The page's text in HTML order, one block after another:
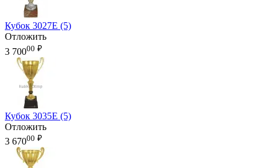
Кубок 3027E (5)
Отложить
3 70000 ₽
Кубок 3035E (5)
Отложить
3 67000 ₽